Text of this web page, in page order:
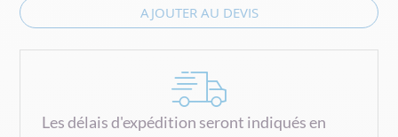
AJOUTER AU DEVIS
Les délais d'expédition seront indiqués en